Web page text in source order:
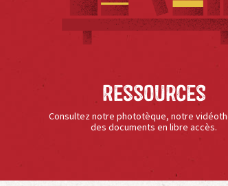
Ressources
Consultez notre phototèque, notre
des documents en libre accès.